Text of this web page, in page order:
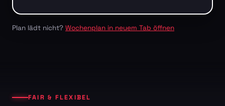
Plan lädt nicht? Wochenplan in neuem Tab öffnen
FAIR & FLEXIBEL